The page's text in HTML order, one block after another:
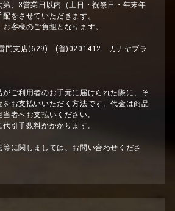
第、3営業日以内（土日・祝祭日・年末年
をさせていただきます。
客様のご負担となります。
門支店(629) (普)0201412 カナヤブラ
ご利用者のお手元に届けられた際に、そ
お支払いいただく方法です。代金は商品
者へお支払いください。
引手数料がかかります。
に関しましては、お問い合わせくださ